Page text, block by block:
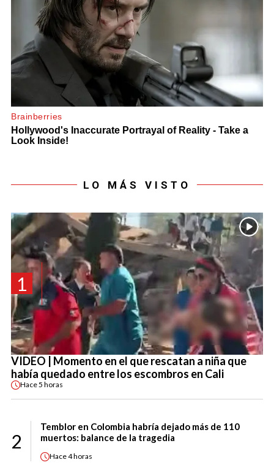
LO MÁS VISTO
1
VIDEO | Momento en el que rescatan a niña que
había quedado entre los escombros en Cali
Hace5 horas
2
Temblor en Colombia habría dejado más de 110
muertos: balance de la tragedia
Hace4 horas